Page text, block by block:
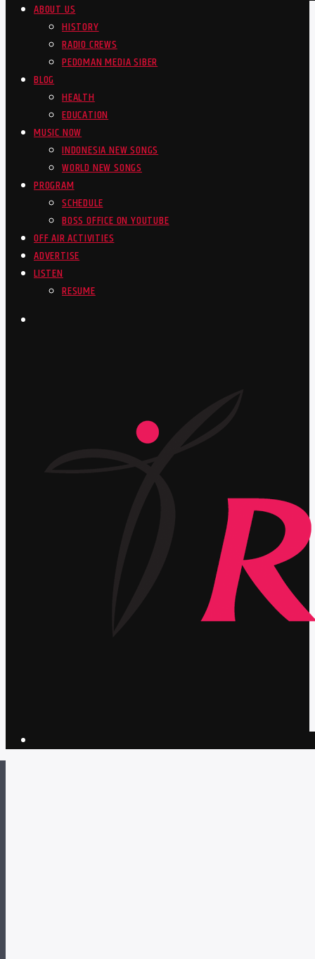
ABOUT US
HISTORY
RADIO CREWS
PEDOMAN MEDIA SIBER
BLOG
HEALTH
EDUCATION
MUSIC NOW
INDONESIA NEW SONGS
WORLD NEW SONGS
PROGRAM
SCHEDULE
BOSS OFFICE ON YOUTUBE
OFF AIR ACTIVITIES
ADVERTISE
LISTEN
RESUME